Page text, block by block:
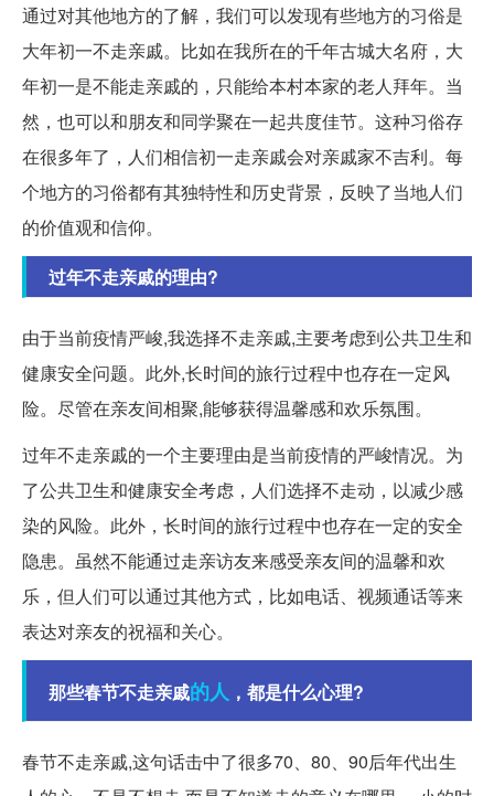
通过对其他地方的了解，我们可以发现有些地方的习俗是
大年初一不走亲戚。比如在我所在的千年古城大名府，大
年初一是不能走亲戚的，只能给本村本家的老人拜年。当
然，也可以和朋友和同学聚在一起共度佳节。这种习俗存
在很多年了，人们相信初一走亲戚会对亲戚家不吉利。每
个地方的习俗都有其独特性和历史背景，反映了当地人们
的价值观和信仰。
过年不走亲戚的理由?
由于当前疫情严峻,我选择不走亲戚,主要考虑到公共卫生和
健康安全问题。此外,长时间的旅行过程中也存在一定风
险。尽管在亲友间相聚,能够获得温馨感和欢乐氛围。
过年不走亲戚的一个主要理由是当前疫情的严峻情况。为
了公共卫生和健康安全考虑，人们选择不走动，以减少感
染的风险。此外，长时间的旅行过程中也存在一定的安全
隐患。虽然不能通过走亲访友来感受亲友间的温馨和欢
乐，但人们可以通过其他方式，比如电话、视频通话等来
表达对亲友的祝福和关心。
那些春节不走亲戚的人 ，都是什么心理?
春节不走亲戚,这句话击中了很多70、80、90后年代出生